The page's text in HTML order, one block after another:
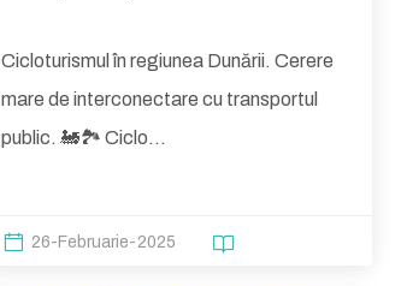
Cicloturismul în regiunea Dunării. Cerere
mare de interconectare cu transportul
public. 🚂🏞 Ciclo...
26-Februarie-2025